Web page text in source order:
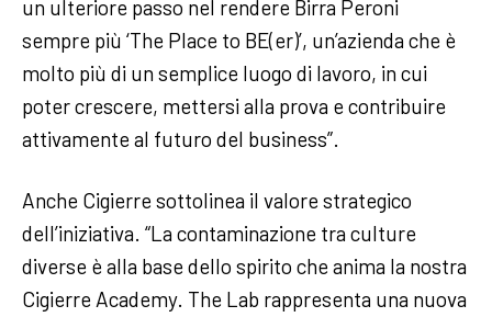
un ulteriore passo nel rendere Birra Peroni
sempre più ‘The Place to BE(er)’, un’azienda che è
molto più di un semplice luogo di lavoro, in cui
poter crescere, mettersi alla prova e contribuire
attivamente al futuro del business”.
Anche Cigierre sottolinea il valore strategico
dell’iniziativa. “La contaminazione tra culture
diverse è alla base dello spirito che anima la nostra
Cigierre Academy. The Lab rappresenta una nuova